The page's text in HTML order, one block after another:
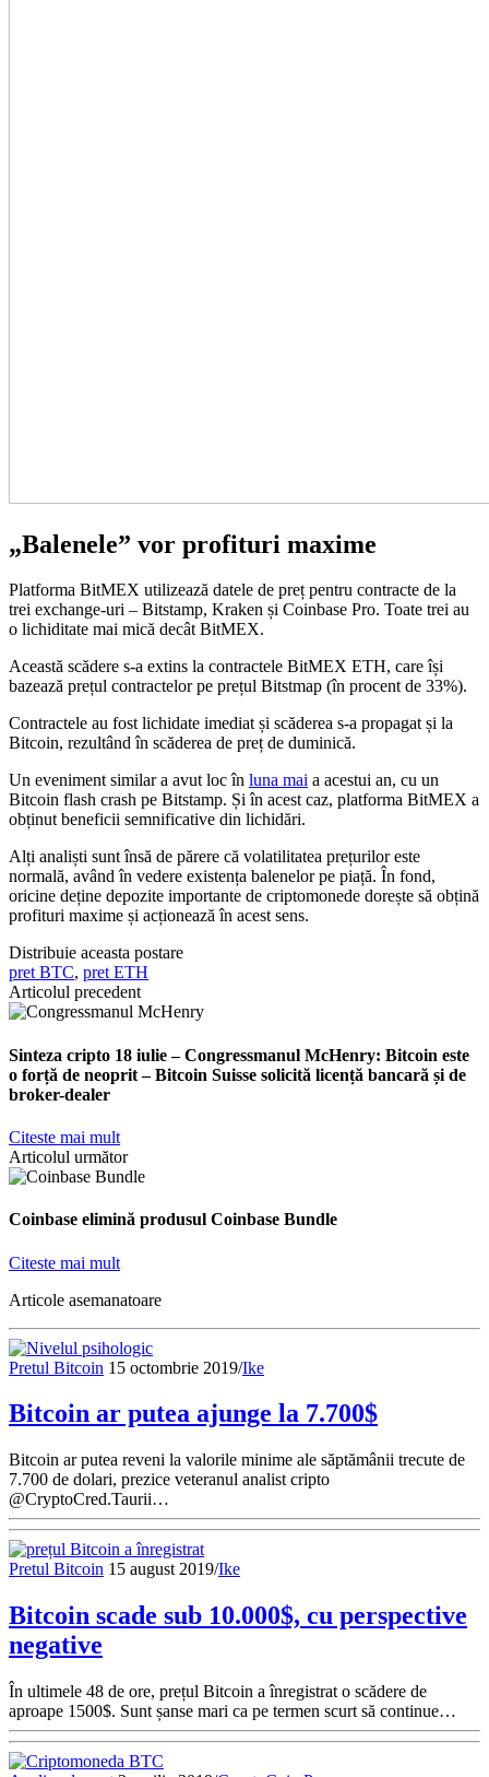
„Balenele” vor profituri maxime
Platforma BitMEX utilizează datele de preț pentru contracte de la
trei exchange-uri – Bitstamp, Kraken și Coinbase Pro. Toate trei au
o lichiditate mai mică decât BitMEX.
Această scădere s-a extins la contractele BitMEX ETH, care își
bazează prețul contractelor pe prețul Bitstmap (în procent de 33%).
Contractele au fost lichidate imediat și scăderea s-a propagat și la
Bitcoin, rezultând în scăderea de preț de duminică.
Un eveniment similar a avut loc în luna mai a acestui an, cu un
Bitcoin flash crash pe Bitstamp. Și în acest caz, platforma BitMEX a
obținut beneficii semnificative din lichidări.
Alți analiști sunt însă de părere că volatilitatea prețurilor este
normală, având în vedere existența balenelor pe piață. În fond,
oricine deține depozite importante de criptomonede dorește să obțină
profituri maxime și acționează în acest sens.
Distribuie aceasta postare
pret BTC, pret ETH
Articolul precedent
Sinteza cripto 18 iulie – Congressmanul McHenry: Bitcoin este
o forță de neoprit – Bitcoin Suisse solicită licență bancară și de
broker-dealer
Citeste mai mult
Articolul următor
Coinbase elimină produsul Coinbase Bundle
Citeste mai mult
Articole asemanatoare
Pretul Bitcoin 15 octombrie 2019/Ike
Bitcoin ar putea ajunge la 7.700$
Bitcoin ar putea reveni la valorile minime ale săptămânii trecute de
7.700 de dolari, prezice veteranul analist cripto
@CryptoCred.Taurii…
Pretul Bitcoin 15 august 2019/Ike
Bitcoin scade sub 10.000$, cu perspective
negative
În ultimele 48 de ore, prețul Bitcoin a înregistrat o scădere de
aproape 1500$. Sunt șanse mari ca pe termen scurt să continue…